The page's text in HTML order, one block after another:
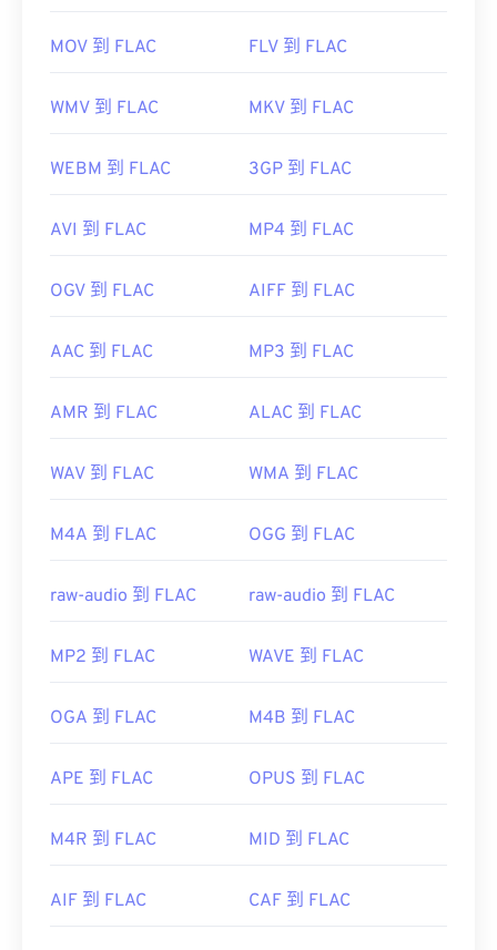
MOV 到 FLAC FLV 到 FLAC
WMV 到 FLAC MKV 到 FLAC
WEBM 到 FLAC 3GP 到 FLAC
AVI 到 FLAC MP4 到 FLAC
OGV 到 FLAC AIFF 到 FLAC
AAC 到 FLAC MP3 到 FLAC
AMR 到 FLAC ALAC 到 FLAC
WAV 到 FLAC WMA 到 FLAC
M4A 到 FLAC OGG 到 FLAC
raw-audio 到 FLAC raw-audio 到 FLAC
MP2 到 FLAC WAVE 到 FLAC
OGA 到 FLAC M4B 到 FLAC
APE 到 FLAC OPUS 到 FLAC
M4R 到 FLAC MID 到 FLAC
AIF 到 FLAC CAF 到 FLAC